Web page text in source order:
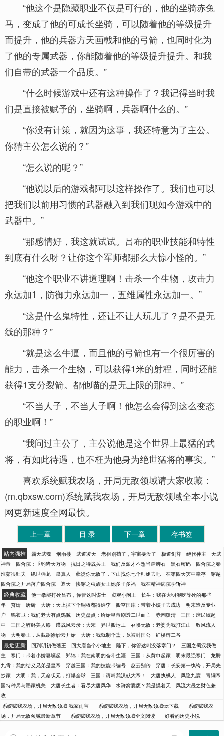
“他这个是隐藏职业不仅是可行的，他的坐骑赤兔
马，变成了他的可成长坐骑，可以随着他的等级提升
而提升，他的兵器方天画戟和他的弓箭，也同时化为
了他的专属武器，你能随着他的等级提升提升。和我
们自带的武器一个品质。”
“什么时候游戏中还有这种操作了？我记得当时我
们是直接被赋予的，坐骑啊，兵器啊什么的。”
“你没有计策，就因为这事，我还特意为了主公。
你猜主公怎么说的？”
“怎么说的呢？”
“他说以后的游戏都可以这样操作了。我们也可以
把我们以前用习惯的武器融入到我们现如今游戏中的
武器中。”
“那感情好，我这就试试。吕布的职业技能和特性
到底有什么呀？让你这个军师都那么大惊小怪的。”
“他这个职业不讲道理啊！击杀一个生物，攻击力
永远加1，防御力永远加一，五维属性永远加一。”
“这是什么鬼特性，还让不让人玩儿了？是不是无
线的那种？”
“就是这么牛逼，而且他的弓箭也有一个很厉害的
能力，击杀一个生物，可以获得1米的射程，同时还能
获得1支分裂箭。都他喵的是无上限的那种。”
“不当人子，不当人子啊！他怎么会得到这么变态
的职业啊！”
“我问过主公了，主公说他是这个世界上最猛的武
将，有如此待遇，也不枉为他身为绝世猛将的事实。”
喜欢系统赋我农场，开局无敌领域请大家收藏：
(m.qbxsw.com)系统赋我农场，开局无敌领域全本小说
网更新速度全网最快。
上一章 目 录 下一章 存书签
站内强推 霸天武魂 烟雨楼 武道凌天 老祖别苟了，宇宙要没了 极道剑尊 绝代神主
天武
神帝
四合院：垂钓诸天万物 抗日之特战兵王 我们反派才不想当踏脚石 黑石密码
四合院之秦
淮茹很旺夫
绝世强龙 蛊真人 孽徒你无敌了，下山找你七个师姐去吧 在第四天灾中幸存
穿越
四合院之开局落户四合院
遮天 快穿之虫族女王她多子多福 我在精神病院学斩神
经典收藏 他一拳能打死吕布，你管这叫谋士 贞观小闲王
长生：我在大明混吃等死的那些
年
赘婿 唐砖 大唐：天上掉下个铜板都得姓李 搬空国库：带着小姨子去戍边
明末造反专业
户
锦衣卫：我们老大有点鸡贼 历史盘点：给始皇帝剧透二世而亡 赤潮覆清
三国：庶民崛起
中
三国之醉卧美人膝 谍战风云录：大宋 异世搬运工 召唤无敌：老婆为我打江山
数风流人
物
大明秦王，从截胡徐妙云开始 大唐：我就制个盐，竟被封国公 红楼琏二爷
最近更新 回到明初做藩王 回大唐当个小地主 陛下，你管这叫没落寒门？
三国之蜀汉我做
主
寒门：带着小娇妻崛起 郑锦：我在南明的奋斗生涯 三国：从黄巾起家 明末最强寒门
龙腾
九霄：我的结义兄弟是皇帝
穿越三国：我的技能带编号 赵云别传
穿唐：长安第一纨绔，开局先
抄家
大明：我，天命状元，打爆全球 三国：请叫我汉献大帝！ 大唐执棋人 凤隐九宸
青铜帝
国特种兵与墨家机关
大唐长生者：看尽大唐风华 水浒窝囊废？我是摸着天
风流大晟之财色兼
收
系统赋我农场，开局无敌领域 我家雨宝 - 系统赋我农场，开局无敌领域txt下载 -
系统赋我农
场，开局无敌领域最新章节 - 系统赋我农场，开局无敌领域全文阅读 - 好看的历史小说